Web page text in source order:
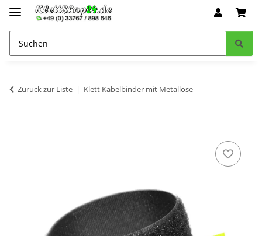
Zurück zur Liste Klett Kabelbinder mit Metallöse